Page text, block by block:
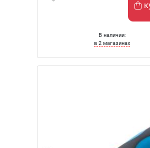
В наличии:
в 2 магазинах